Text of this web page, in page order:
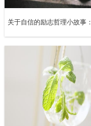
那些人来了。拿破仑
我们开始下一步工作吧。
约翰·昆西·亚当斯也
生入座，主持人就知